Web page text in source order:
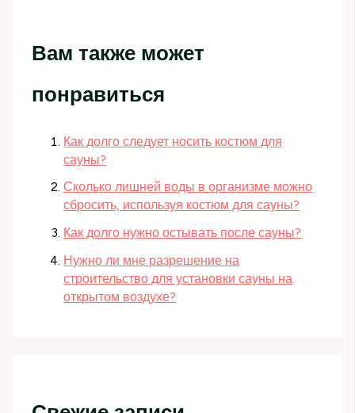
Вам также может
понравиться
Как долго следует носить костюм для
сауны?
Сколько лишней воды в организме можно
сбросить, используя костюм для сауны?
Как долго нужно остывать после сауны?
Нужно ли мне разрешение на
строительство для установки сауны на
открытом воздухе?